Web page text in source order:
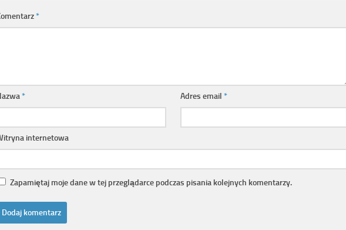
*
* Adres email*
internetowa
Zapamiętaj moje dane w tej przeglądarce podczas pisania kolejnych komentarzy.